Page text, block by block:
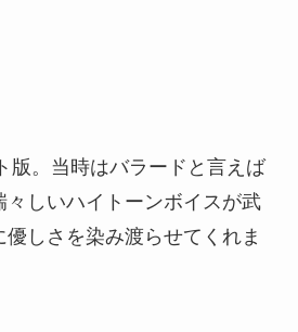
版。当時はバラードと言えば
しいハイトーンボイスが武
しさを染み渡らせてくれま